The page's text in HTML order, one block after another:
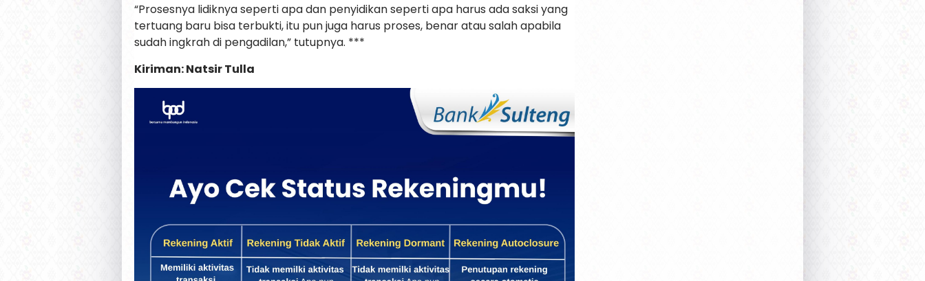
“Prosesnya lidiknya seperti apa dan penyidikan seperti apa harus ada saksi yang
tertuang baru bisa terbukti, itu pun juga harus proses, benar atau salah apabila
sudah ingkrah di pengadilan,” tutupnya. ***
Kiriman: Natsir Tulla